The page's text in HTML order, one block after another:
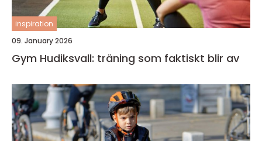
inspiration
09. January 2026
Gym Hudiksvall: träning som faktiskt blir av